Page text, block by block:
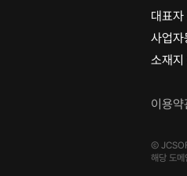
대표자
사업자
소재지
이용약
Ⓒ
해당 도